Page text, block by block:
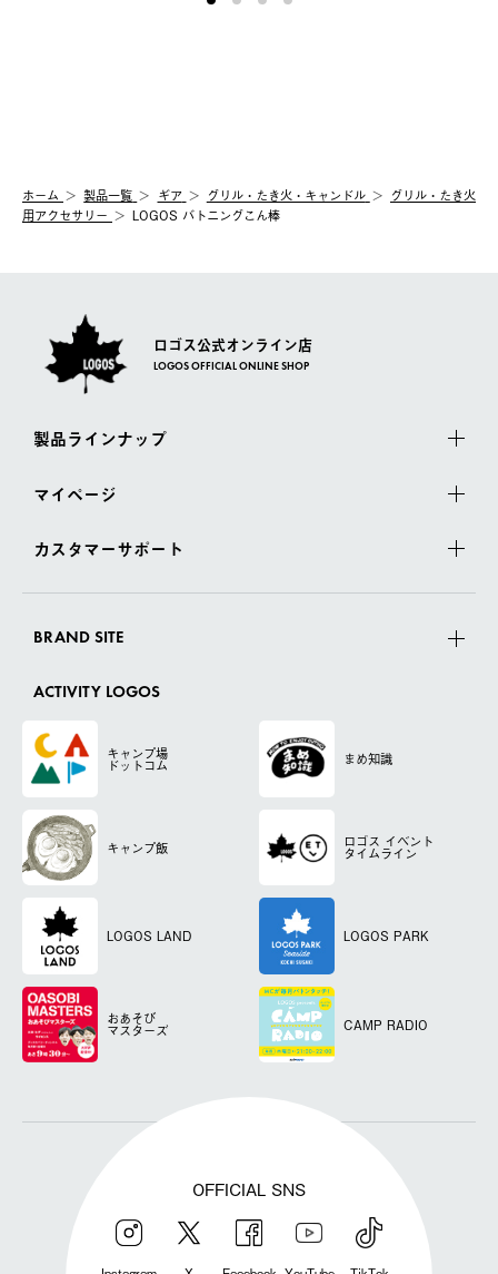
ホーム 製品⼀覧 ギア グリル・たき火・キャンドル
グリル・たき火
用アクセサリー
LOGOS バトニングこん棒
ロゴス公式オンライン店
LOGOS OFFICIAL ONLINE SHOP
製品ラインナップ
マイページ
カスタマーサポート
BRAND SITE
ACTIVITY LOGOS
キャンプ場
ドットコム まめ知識
キャンプ飯 ロゴス イベント
タイムライン
LOGOS LAND LOGOS PARK
おあそび
マスターズ CAMP RADIO
OFFICIAL SNS